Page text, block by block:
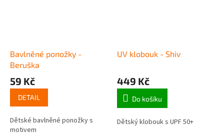
Bavlněné ponožky -
Beruška
59 Kč
DETAIL
Dětské bavlněné ponožky s
motivem
UV klobouk - Shiv
449 Kč
Do košíku
Dětský klobouk s UPF 50+